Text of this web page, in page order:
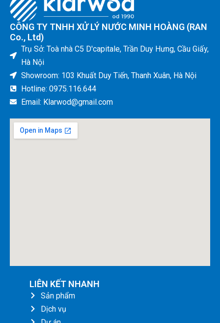
CÔNG TY TNHH XỬ LÝ NƯỚC MINH HOÀNG (RAN
Co., Ltd)
Trụ Sở: Toà nhà C5 D'capitale, Trần Duy Hưng, Cầu Giấy,
Hà Nội
Showroom: 103 Khuất Duy Tiến, Thanh Xuân, Hà Nội
Hotline: 0975.116.644
Email: Klarwod@gmail.com
LIÊN KẾT NHANH
Sản phẩm
Dịch vụ